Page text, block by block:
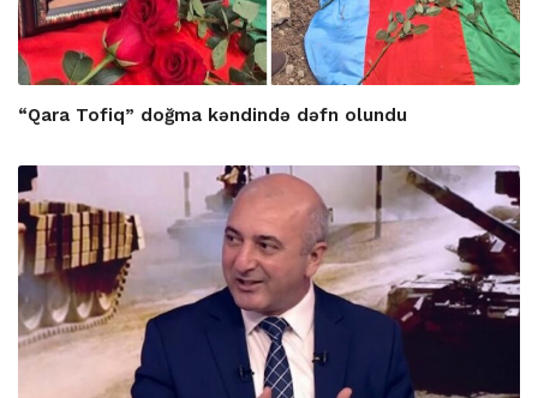
“Qara Tofiq” doğma kəndində dəfn olundu